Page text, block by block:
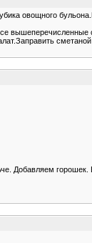
овощного
Добавляем